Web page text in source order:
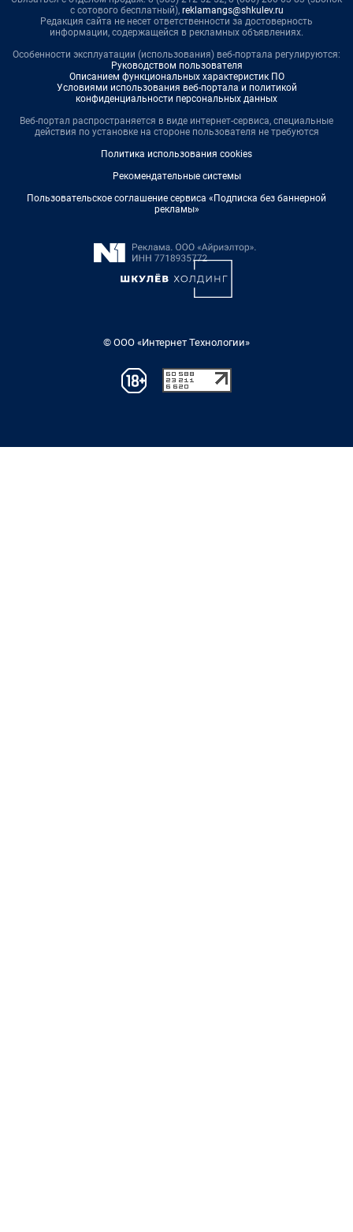
с сотового бесплатный), reklamangs@shkulev.ru
Редакция сайта не несет ответственности за достоверность
информации, содержащейся в рекламных объявлениях.
Особенности эксплуатации (использования) веб-портала регулируются:
Руководством пользователя
Описанием функциональных характеристик ПО
Условиями использования веб-портала и политикой
конфиденциальности персональных данных
Веб-портал распространяется в виде интернет-сервиса, специальные
действия по установке на стороне пользователя не требуются
Политика использования cookies
Рекомендательные системы
Пользовательское соглашение сервиса «Подписка без баннерной
рекламы»
© ООО «Интернет Технологии»